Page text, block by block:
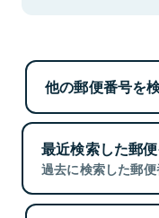
他の郵便番号を
最近検索した郵
過去に検索した郵便